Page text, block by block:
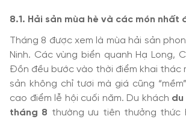
8.1. Hải sản mùa hè và các món nhất
Tháng 8 được xem là mùa hải sản
Ninh. Các vùng biển quanh Hạ Long,
Đồn đều bước vào thời điểm khai thác
sản không chỉ tươi mà giá cũng
cao điểm lễ hội cuối năm. Du khách du
tháng 8 thường ưu tiên thưởng thức